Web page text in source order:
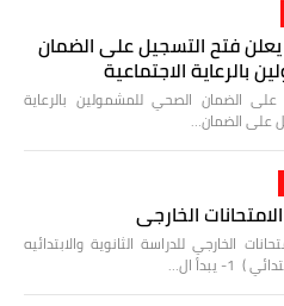
فتح التسجيل على الضمان
بالرعاية الاجتماعية
الضمان الصحي للمشمولين بالرعاية
على الضمان…
الخارجي
الخارجي للدراسة الثانوية والابتدائيه
ال…